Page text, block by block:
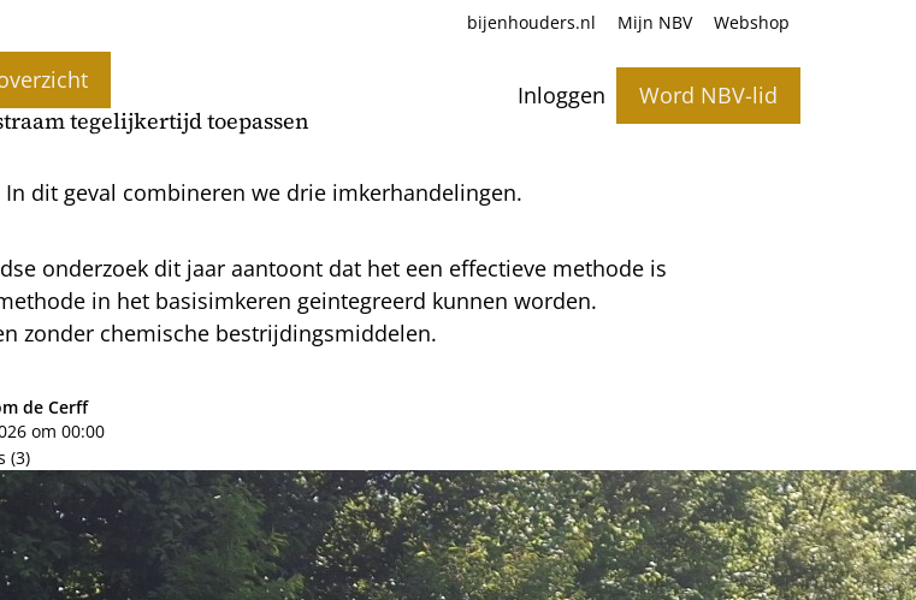
Inloggen Word NBV-lid
bijenhouders.nl Mijn NBV Webshop
tegelijkertijd toepassen
dit geval combineren we drie imkerhandelingen.
onderzoek dit jaar aantoont dat het een effectieve methode is
in het basisimkeren geintegreerd kunnen worden.
zonder chemische bestrijdingsmiddelen.
de Cerff
om 00:00
(3)